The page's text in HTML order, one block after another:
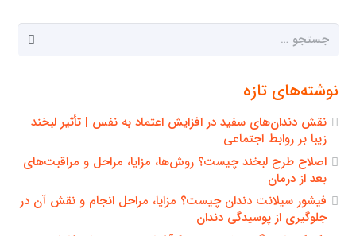
جستجو
نوشته‌های تازه
نقش دندان‌های سفید در افزایش اعتماد به نفس | تأثیر لبخند
زیبا بر روابط اجتماعی
اصلاح طرح لبخند چیست؟ روش‌ها، مزایا، مراحل و مراقبت‌های
بعد از درمان
فیشور سیلانت دندان چیست؟ مزایا، مراحل انجام و نقش آن در
جلوگیری از پوسیدگی دندان